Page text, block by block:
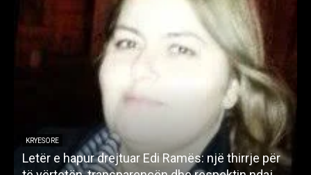
KRYESORE
Letër e hapur drejtuar Edi Ramës: një thirrje për